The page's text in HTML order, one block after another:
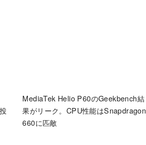
MediaTek Helio P60のGeekbench結
果がリーク。CPU性能はSnapdragon
660に匹敵